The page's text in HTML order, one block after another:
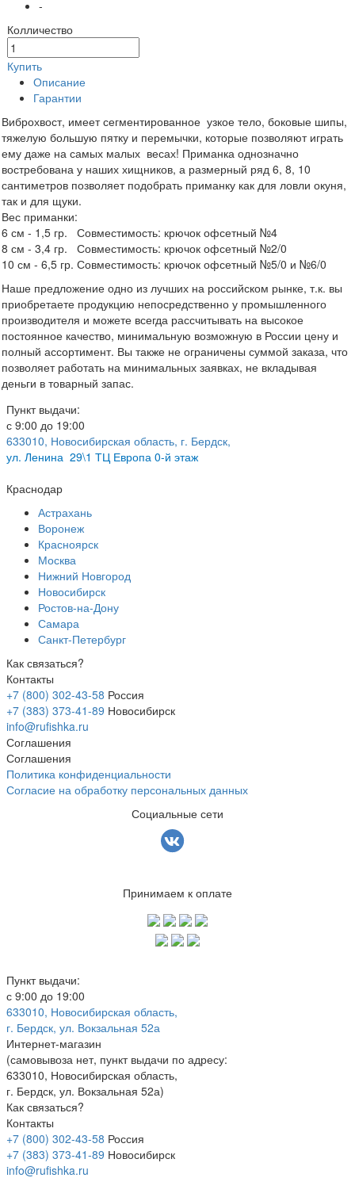
-
Колличество
Купить
Описание
Гарантии
Виброхвост, имеет сегментированное узкое тело, боковые шипы,
тяжелую большую пятку и перемычки, которые позволяют играть
ему даже на самых малых весах! Приманка однозначно
востребована у наших хищников, а размерный ряд 6, 8, 10
сантиметров позволяет подобрать приманку как для ловли окуня,
так и для щуки.
Вес приманки:
6 см - 1,5 гр. Совместимость: крючок офсетный №4
8 см - 3,4 гр. Совместимость: крючок офсетный №2/0
10 см - 6,5 гр. Совместимость: крючок офсетный №5/0 и №6/0
Наше предложение одно из лучших на российском рынке, т.к. вы
приобретаете продукцию непосредственно у промышленного
производителя и можете всегда рассчитывать на высокое
постоянное качество, минимальную возможную в России цену и
полный ассортимент. Вы также не ограничены суммой заказа, что
позволяет работать на минимальных заявках, не вкладывая
деньги в товарный запас.
Пункт выдачи:
с 9:00 до 19:00
633010, Новосибирская область, г. Бердск,
ул. Ленина 29\1 ТЦ Европа 0-й этаж
Краснодар
Астрахань
Воронеж
Красноярск
Москва
Нижний Новгород
Новосибирск
Ростов-на-Дону
Самара
Санкт-Петербург
Как связаться?
Контакты
+7 (800) 302-43-58 Россия
+7 (383) 373-41-89 Новосибирск
info@rufishka.ru
Соглашения
Соглашения
Политика конфиденциальности
Согласие на обработку персональных данных
Социальные сети
Принимаем к оплате
Пункт выдачи:
с 9:00 до 19:00
633010, Новосибирская область,
г. Бердск, ул. Вокзальная 52а
Интернет-магазин
(самовывоза нет, пункт выдачи по адресу:
633010, Новосибирская область,
г. Бердск, ул. Вокзальная 52а)
Как связаться?
Контакты
+7 (800) 302-43-58 Россия
+7 (383) 373-41-89 Новосибирск
info@rufishka.ru